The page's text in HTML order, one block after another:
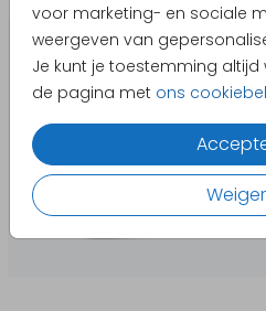
voor marketing- en sociale
weergeven van
Je kunt je toestemming altijd
de pagina met ons